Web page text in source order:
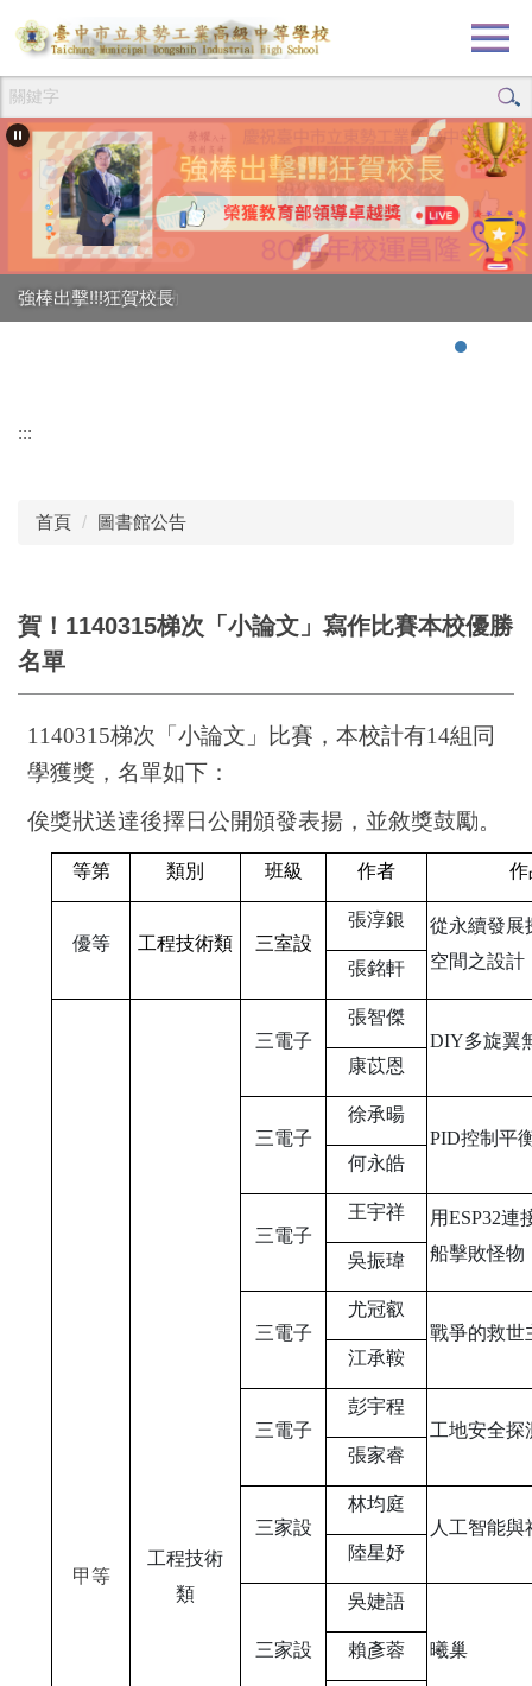
跳
到
要
內
容
區
創校80週年校慶活動
強棒出擊!!!狂賀校長
:::
首頁 圖書館公告
賀！1140315梯次「小論文」寫作比賽本校優勝
名單
1140315梯次「小論文」比賽，本校計有14組同
學獲獎，名單如下：
俟獎狀送達後擇日公開頒發表揚，並敘獎鼓勵。
等第 類別 班級 作者 作
優等 工程技術類 三室設
張淳銀
從永續發展
空間之設計
張銘軒
甲等
工程技術
類
三電子
張智傑
DIY多旋翼
康苡恩
三電子
徐承暘
PID控制平
何永皓
三電子
王宇祥
用ESP32連
船擊敗怪物
吳振瑋
三電子
尤冠叡
戰爭的救世
江承鞍
三電子
彭宇程
工地安全探
張家睿
三家設
林均庭
人工智能與
陸星妤
三家設
吳婕語
曦巢
賴彥蓉